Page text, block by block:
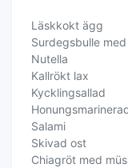
Läskkokt ägg
Surdegsbulle
Nutella
Kallrökt lax
Kycklingsallad
Salami
Skivad ost
Chiagröt med